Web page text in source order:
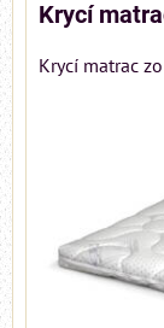
Krycí
Krycí matrac